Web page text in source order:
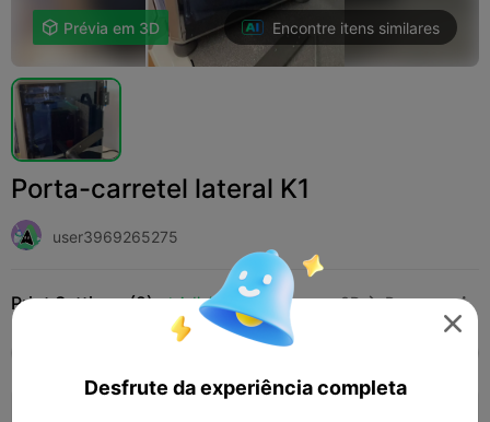
 Prévia em 3D Encontre itens similares
Porta-carretel lateral K1
user3969265275
Print Settings (2) Adicionar Impressoras 3D  Peças de Impressora 3D 

Desfrute da experiência completa